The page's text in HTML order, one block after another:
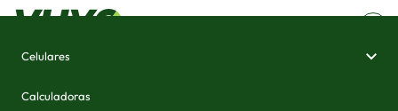
Celulares
Calculadoras